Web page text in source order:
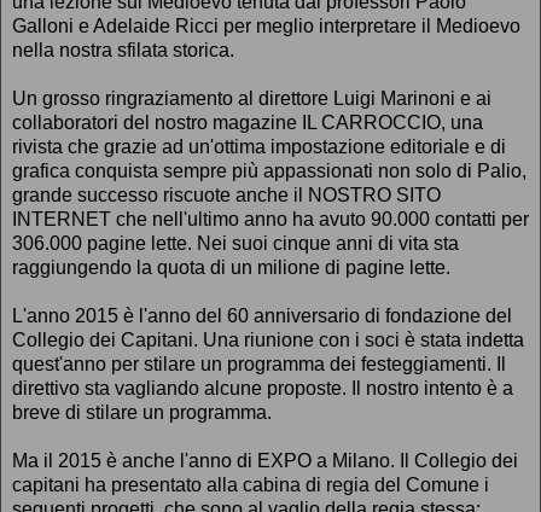
Galloni e Adelaide Ricci per meglio interpretare il Medioevo
nella nostra sfilata storica.
Un grosso ringraziamento al direttore Luigi Marinoni e ai
collaboratori del nostro magazine IL CARROCCIO, una
rivista che grazie ad un'ottima impostazione editoriale e di
grafica conquista sempre più appassionati non solo di Palio,
grande successo riscuote anche il NOSTRO SITO
INTERNET che nell'ultimo anno ha avuto 90.000 contatti per
306.000 pagine lette. Nei suoi cinque anni di vita sta
raggiungendo la quota di un milione di pagine lette.
L'anno 2015 è l'anno del 60 anniversario di fondazione del
Collegio dei Capitani. Una riunione con i soci è stata indetta
quest'anno per stilare un programma dei festeggiamenti. Il
direttivo sta vagliando alcune proposte. Il nostro intento è a
breve di stilare un programma.
Ma il 2015 è anche l'anno di EXPO a Milano. Il Collegio dei
capitani ha presentato alla cabina di regia del Comune i